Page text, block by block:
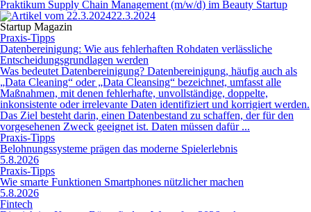
Praktikum Supply Chain Management (m/w/d) im Beauty Startup
22.3.2024
Startup Magazin
Praxis-Tipps
Datenbereinigung: Wie aus fehlerhaften Rohdaten verlässliche
Entscheidungsgrundlagen werden
Was bedeutet Datenbereinigung? Datenbereinigung, häufig auch als
„Data Cleaning“ oder „Data Cleansing“ bezeichnet, umfasst alle
Maßnahmen, mit denen fehlerhafte, unvollständige, doppelte,
inkonsistente oder irrelevante Daten identifiziert und korrigiert werden.
Das Ziel besteht darin, einen Datenbestand zu schaffen, der für den
vorgesehenen Zweck geeignet ist. Daten müssen dafür ...
Praxis-Tipps
Belohnungssysteme prägen das moderne Spielerlebnis
5.8.2026
Praxis-Tipps
Wie smarte Funktionen Smartphones nützlicher machen
5.8.2026
Fintech